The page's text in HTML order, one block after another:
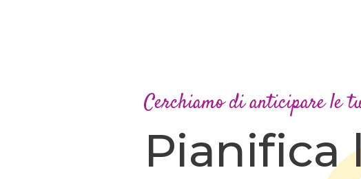
Cerchiamo di anticipare le
Pianifica